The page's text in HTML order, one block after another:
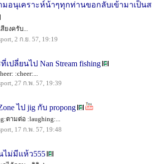
มอนุเคราะห์น้าๆทุกท่านขอกลับเข้ามาเป็
สียงครับ...
2 ก.ย. 57, 19:19
เปลี่ยนไป Nan Stream fishing
:cheer:...
27 ก.พ. 57, 19:39
ไป jig กับ propong
ตามต่อ :laughing:...
17 ก.พ. 57, 19:48
ม่มีแห้ว555